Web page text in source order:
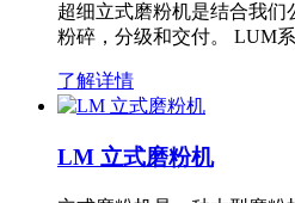
超细立式磨粉机是结合我
粉碎，分级和交付。 LUM
了解详情
LM 立式磨粉机